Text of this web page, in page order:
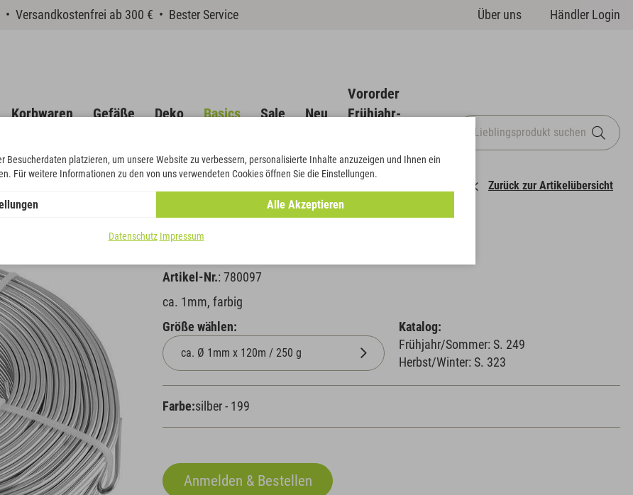
• Versandkostenfrei ab 300 € • Bester Service Über uns Händler Login
Korbwaren Gefäße Deko Basics Sale Neu
Vororder
Frühjahr-
Zurück zur Artikelübersicht
Alu-Draht
Artikel-Nr.: 780097
ca. 1mm, farbig
Größe wählen:
Katalog:
Frühjahr/Sommer: S. 249
Herbst/Winter: S. 323
Farbe:silber - 199
Besucherdaten platzieren, um unsere Website zu verbessern, personalisierte Inhalte anzuzeigen und Ihnen ein
Für weitere Informationen zu den von uns verwendeten Cookies öffnen Sie die Einstellungen.
Alle Akzeptieren
Datenschutz Impressum